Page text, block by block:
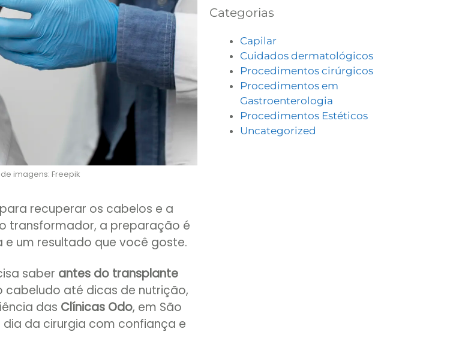
imagens: Freepik
para recuperar os cabelos e a
transformador, a preparação é
um resultado que você goste.
saber antes do transplante
até dicas de nutrição,
das Clínicas Odo, em São
da cirurgia com confiança e
Categorias
Capilar
Cuidados dermatológicos
Procedimentos cirúrgicos
Procedimentos em
Gastroenterologia
Procedimentos Estéticos
Uncategorized